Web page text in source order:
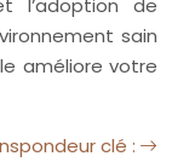
l’adoption de
sain
améliore votre
clé :